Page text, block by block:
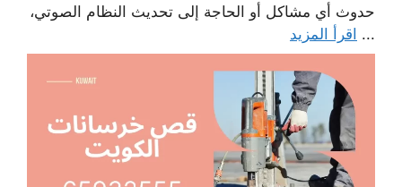
حدوث أي مشاكل أو الحاجة إلى تحديث النظام الصوتي،
... اقرأ المزيد